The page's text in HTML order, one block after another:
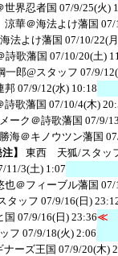
世界忍者国 07/9/25(火)
涼華＠海法よけ藩国 07/
法よけ藩国 07/10/22(
歌藩国 07/10/20(土)
一郎@スタッフ 07/9/
邦 07/9/12(水) 10:18
歌藩国 07/10/4(木)
ーク＠詩歌藩国 07/9/
海＠キノウツン藩国
】
東西 天狐/スタッ
11/3(土) 1:07
也＠フィーブル藩国 07/
タッフ 07/9/16(日)
国 07/9/16(日) 23:36≪
フ 07/9/18(火) 2:06
ーズ王国 07/9/20(木)